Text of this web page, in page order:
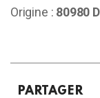
Origine : 80980
PARTAGER